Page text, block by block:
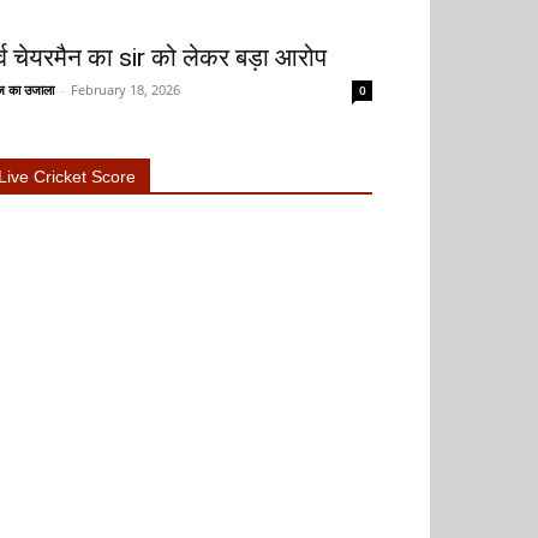
चेयरमैन का sir को लेकर बड़ा आरोप
उजाला - February 18, 2026 0
Cricket Score